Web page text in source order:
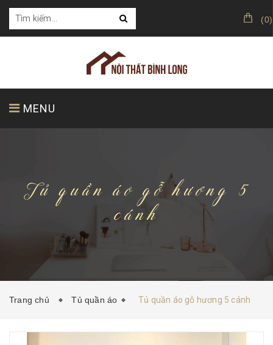
(0)
MENU
KHÁCH HÀNG CỦA CHÚNG TÔI
HƯỚNG DẪN MUA HÀNG
Tủ quần áo gỗ hương 5
cánh
Trang chủ Tủ quần áo Tủ quần áo gỗ hương 5 cánh